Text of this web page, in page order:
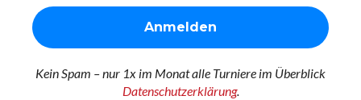
Kein Spam – nur 1x im Monat alle Turniere im Überblick
Datenschutzerklärung.